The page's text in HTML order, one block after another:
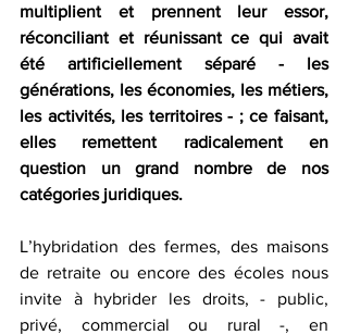
multiplient et prennent leur essor,
réconciliant et réunissant ce qui avait
été artificiellement séparé - les
générations, les économies, les métiers,
les activités, les territoires - ; ce faisant,
elles remettent radicalement en
question un grand nombre de nos
catégories juridiques.
L’hybridation des fermes, des maisons
de retraite ou encore des écoles nous
invite à hybrider les droits, - public,
privé, commercial ou rural -, en